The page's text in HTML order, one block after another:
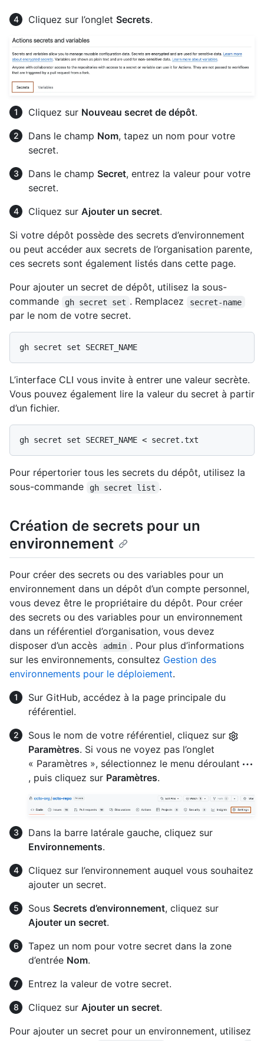
Cliquez sur l’onglet Secrets.
Cliquez sur Nouveau secret de dépôt.
Dans le champ Nom, tapez un nom pour votre
secret.
Dans le champ Secret, entrez la valeur pour votre
secret.
Cliquez sur Ajouter un secret.
Si votre dépôt possède des secrets d’environnement
ou peut accéder aux secrets de l’organisation parente,
ces secrets sont également listés dans cette page.
Pour ajouter un secret de dépôt, utilisez la sous-
commande
gh secret set . Remplacez secret-name
par le nom de votre secret.
L’interface CLI vous invite à entrer une valeur secrète.
Vous pouvez également lire la valeur du secret à partir
d’un fichier.
Pour répertorier tous les secrets du dépôt, utilisez la
sous-commande
gh secret list .
Création de secrets pour un
environnement
Pour créer des secrets ou des variables pour un
environnement dans un dépôt d’un compte personnel,
vous devez être le propriétaire du dépôt. Pour créer
des secrets ou des variables pour un environnement
dans un référentiel d’organisation, vous devez
disposer d’un accès
admin . Pour plus d’informations
sur les environnements, consultez Gestion des
environnements pour le déploiement.
Sur GitHub, accédez à la page principale du
référentiel.
Sous le nom de votre référentiel, cliquez sur
Paramètres. Si vous ne voyez pas l’onglet
« Paramètres », sélectionnez le menu déroulant
, puis cliquez sur Paramètres.
Dans la barre latérale gauche, cliquez sur
Environnements.
Cliquez sur l’environnement auquel vous souhaitez
ajouter un secret.
Sous Secrets d’environnement, cliquez sur
Ajouter un secret.
Tapez un nom pour votre secret dans la zone
d’entrée Nom.
Entrez la valeur de votre secret.
Cliquez sur Ajouter un secret.
Pour ajouter un secret pour un environnement, utilisez